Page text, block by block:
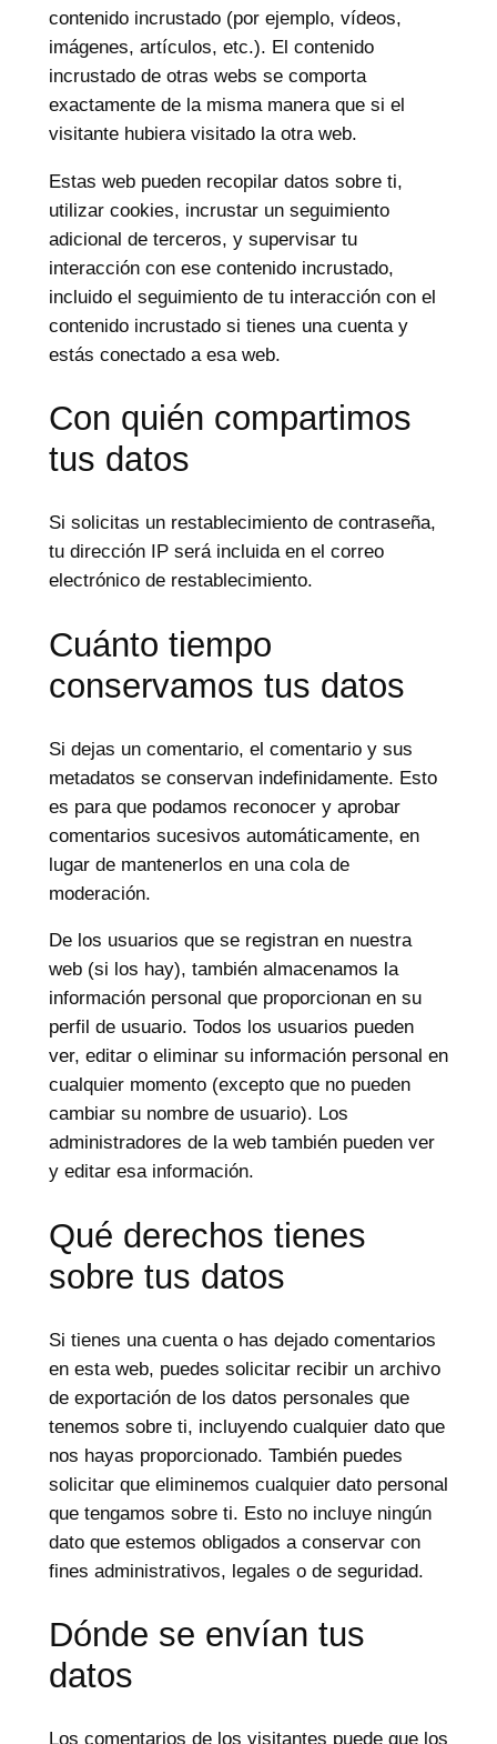
contenido incrustado (por ejemplo, vídeos,
imágenes, artículos, etc.). El contenido
incrustado de otras webs se comporta
exactamente de la misma manera que si el
visitante hubiera visitado la otra web.
Estas web pueden recopilar datos sobre ti,
utilizar cookies, incrustar un seguimiento
adicional de terceros, y supervisar tu
interacción con ese contenido incrustado,
incluido el seguimiento de tu interacción con el
contenido incrustado si tienes una cuenta y
estás conectado a esa web.
Con quién compartimos
tus datos
Si solicitas un restablecimiento de contraseña,
tu dirección IP será incluida en el correo
electrónico de restablecimiento.
Cuánto tiempo
conservamos tus datos
Si dejas un comentario, el comentario y sus
metadatos se conservan indefinidamente. Esto
es para que podamos reconocer y aprobar
comentarios sucesivos automáticamente, en
lugar de mantenerlos en una cola de
moderación.
De los usuarios que se registran en nuestra
web (si los hay), también almacenamos la
información personal que proporcionan en su
perfil de usuario. Todos los usuarios pueden
ver, editar o eliminar su información personal en
cualquier momento (excepto que no pueden
cambiar su nombre de usuario). Los
administradores de la web también pueden ver
y editar esa información.
Qué derechos tienes
sobre tus datos
Si tienes una cuenta o has dejado comentarios
en esta web, puedes solicitar recibir un archivo
de exportación de los datos personales que
tenemos sobre ti, incluyendo cualquier dato que
nos hayas proporcionado. También puedes
solicitar que eliminemos cualquier dato personal
que tengamos sobre ti. Esto no incluye ningún
dato que estemos obligados a conservar con
fines administrativos, legales o de seguridad.
Dónde se envían tus
datos
Los comentarios de los visitantes puede que los